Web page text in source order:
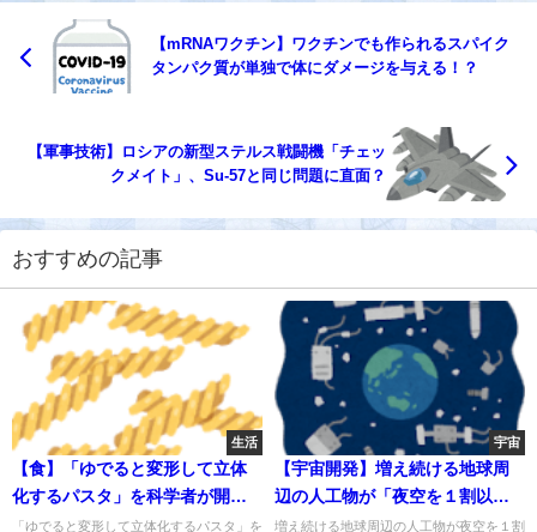
【mRNAワクチン】ワクチンでも作られるスパイク
タンパク質が単独で体にダメージを与える！？
【軍事技術】ロシアの新型ステルス戦闘機「チェッ
クメイト」、Su-57と同じ問題に直面？
おすすめの記事
生活
【食】「ゆでると変形して立体
化するパスタ」を科学者が開
発 ～輸送コストや温室効果ガ
「ゆでると変形して立体化するパスタ」を
宇宙
【宇宙開発】増え続ける地球周
辺の人工物が「夜空を１割以上
明るく」する可能性
増え続ける地球周辺の人工物が夜空を１割